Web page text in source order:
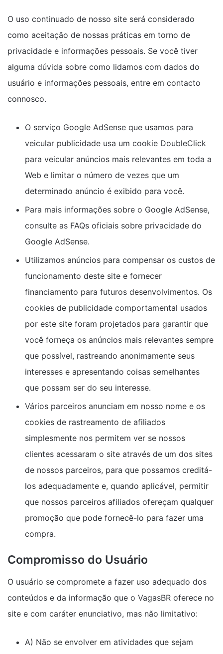
O uso continuado de nosso site será considerado
como aceitação de nossas práticas em torno de
privacidade e informações pessoais. Se você tiver
alguma dúvida sobre como lidamos com dados do
usuário e informações pessoais, entre em contacto
connosco.
O serviço Google AdSense que usamos para
veicular publicidade usa um cookie DoubleClick
para veicular anúncios mais relevantes em toda a
Web e limitar o número de vezes que um
determinado anúncio é exibido para você.
Para mais informações sobre o Google AdSense,
consulte as FAQs oficiais sobre privacidade do
Google AdSense.
Utilizamos anúncios para compensar os custos de
funcionamento deste site e fornecer
financiamento para futuros desenvolvimentos. Os
cookies de publicidade comportamental usados ​​
por este site foram projetados para garantir que
você forneça os anúncios mais relevantes sempre
que possível, rastreando anonimamente seus
interesses e apresentando coisas semelhantes
que possam ser do seu interesse.
Vários parceiros anunciam em nosso nome e os
cookies de rastreamento de afiliados
simplesmente nos permitem ver se nossos
clientes acessaram o site através de um dos sites
de nossos parceiros, para que possamos creditá-
los adequadamente e, quando aplicável, permitir
que nossos parceiros afiliados ofereçam qualquer
promoção que pode fornecê-lo para fazer uma
compra.
Compromisso do Usuário
O usuário se compromete a fazer uso adequado dos
conteúdos e da informação que o VagasBR oferece no
site e com caráter enunciativo, mas não limitativo:
A) Não se envolver em atividades que sejam